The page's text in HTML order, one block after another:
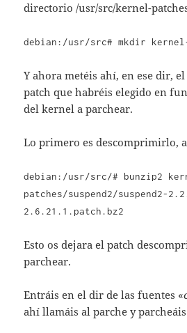
directorio /usr/src/kernel-
debian:/usr/src# mkdir kernel-
Y ahora metéis ahí, en ese dir,
patch que habréis elegido en
del kernel a parchear.
Lo primero es descomprimirlo,
debian:/usr/src/# bunzip2
patches/suspend2/suspend2-
2.6.21.1.patch.bz2
Esto os dejara el patch
parchear.
Entráis en el dir de las fuentes «
ahí llamáis al parche y